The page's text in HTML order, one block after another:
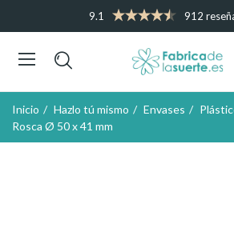
9.1 912
Inicio Hazlo tú mismo Envases
Rosca Ø 50 x 41 mm